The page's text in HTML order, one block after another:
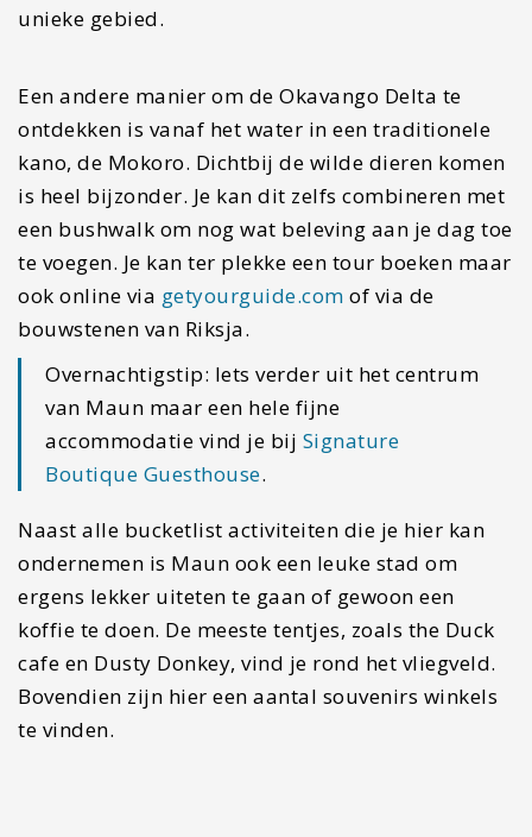
unieke gebied.
Een andere manier om de Okavango Delta te
ontdekken is vanaf het water in een traditionele
kano, de Mokoro. Dichtbij de wilde dieren komen
is heel bijzonder. Je kan dit zelfs combineren met
een bushwalk om nog wat beleving aan je dag toe
te voegen. Je kan ter plekke een tour boeken maar
ook online via getyourguide.com of via de
bouwstenen van Riksja.
Overnachtigstip: Iets verder uit het centrum
van Maun maar een hele fijne
accommodatie vind je bij Signature
Boutique Guesthouse.
Naast alle bucketlist activiteiten die je hier kan
ondernemen is Maun ook een leuke stad om
ergens lekker uiteten te gaan of gewoon een
koffie te doen. De meeste tentjes, zoals the Duck
cafe en Dusty Donkey, vind je rond het vliegveld.
Bovendien zijn hier een aantal souvenirs winkels
te vinden.